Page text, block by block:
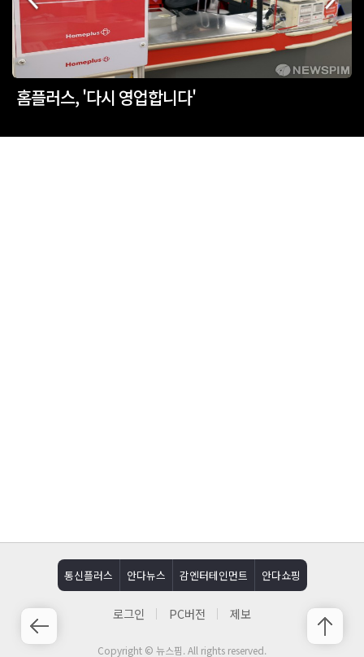
홈플러스, '다시 영업합니다'
통신플러스 안다뉴스 감엔터테인먼트 안다쇼핑
로그인 PC버전 제보
Copyright © 뉴스핌. All rights reserved.